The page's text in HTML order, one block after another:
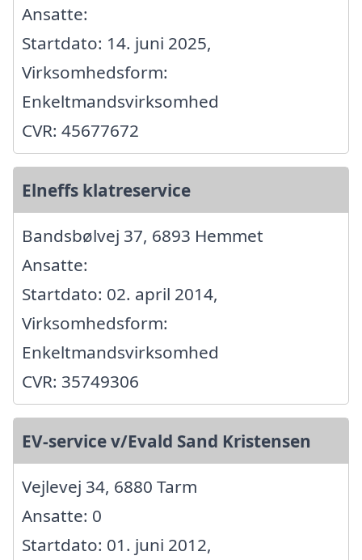
Ansatte:
Startdato: 14. juni 2025,
Virksomhedsform:
Enkeltmandsvirksomhed
CVR: 45677672
Elneffs klatreservice
Bandsbølvej 37, 6893 Hemmet
Ansatte:
Startdato: 02. april 2014,
Virksomhedsform:
Enkeltmandsvirksomhed
CVR: 35749306
EV-service v/Evald Sand Kristensen
Vejlevej 34, 6880 Tarm
Ansatte: 0
Startdato: 01. juni 2012,